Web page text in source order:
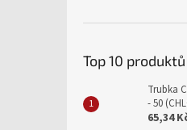
Top 10 produktů
Trubka
- 50
65,34